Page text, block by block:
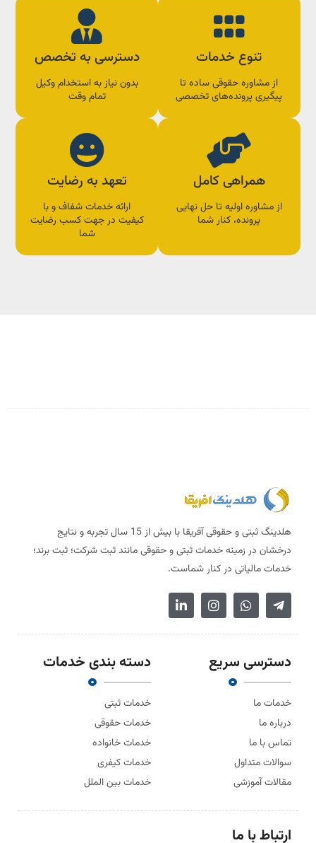
تنوع خدمات
از مشاوره حقوقی ساده تا
پیگیری پرونده‌های تخصصی
دسترسی به تخصص
بدون نیاز به استخدام وکیل
تمام وقت
همراهی کامل
از مشاوره اولیه تا حل نهایی
پرونده، کنار شما
تعهد به رضایت
ارائه خدمات شفاف و با
کیفیت در جهت کسب رضایت
شما
هلدینگ ثبتی و حقوقی آفریقا با بیش از 15 سال تجربه و نتایج
درخشان در زمینه خدمات ثبتی و حقوقی مانند ثبت شرکت؛ ثبت برند؛
خدمات مالیاتی در کنار شماست.
دسترسی سریع
خدمات ما
درباره ما
تماس با ما
سوالات متداول
مقالات آموزشی
دسته بندی خدمات
خدمات ثبتی
خدمات حقوقی
خدمات خانواده
خدمات کیفری
خدمات بین الملل
ارتباط با ما